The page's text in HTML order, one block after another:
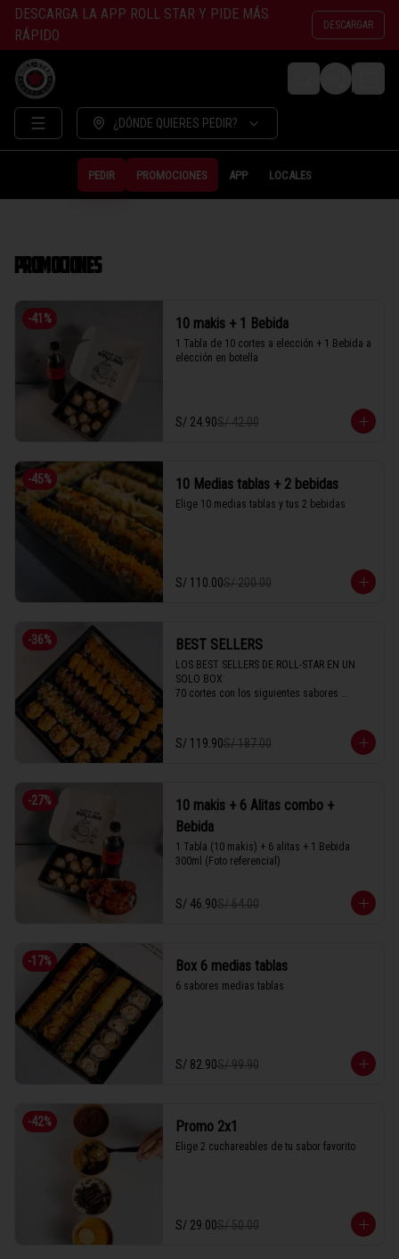
DESCARGA LA APP ROLL STAR Y PIDE MÁS
RÁPIDO
DESCARGAR
LOGIN
¿DÓNDE QUIERES PEDIR?
PEDIR PROMOCIONES APP LOCALES
PROMOCIONES
-41 % 10 makis + 1 Bebida
1 Tabla de 10 cortes a elección + 1 Bebida a
elección en botella
S/ 24.90S/ 42.00
-45% 10 Medias tablas + 2 bebidas
Elige 10 medias tablas y tus 2 bebidas
S/ 110.00S/ 200.00
-36% BEST SELLERS
LOS BEST SELLERS DE ROLL-STAR EN UN
SOLO BOX:
70 cortes con los siguientes sabores
- New California
- Avocado
S/ 119.90S/ 187.00
-27%
10 makis + 6 Alitas combo +
Bebida
1 Tabla (10 makis) + 6 alitas + 1 Bebida
300ml (Foto referencial)
S/ 46.90S/ 64.00
-17% Box 6 medias tablas
6 sabores medias tablas
S/ 82.90S/ 99.90
-42% Promo 2x1
Elige 2 cuchareables de tu sabor favorito
S/ 29.00S/ 50.00